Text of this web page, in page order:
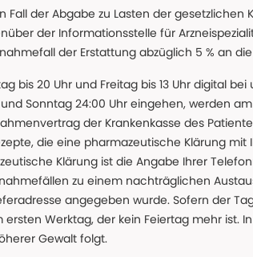
der Abgabe zu Lasten der
der Informationsstelle für
der Erstattung abzüglich 5 % an
20 Uhr und Freitag bis 13 Uhr digital
Sonntag 24:00 Uhr eingehen, werden
der Krankenkasse des
die eine pharmazeutische Klärung
Klärung ist die Angabe Ihrer
zu einem nachträglichen
angegeben wurde. Sofern der
Werktag, der kein Feiertag mehr ist.
Gewalt folgt.